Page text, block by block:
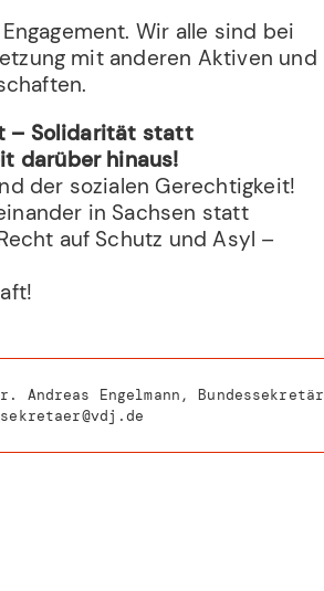
Wir alle sind bei
mit anderen Aktiven und
– Solidarität statt
darüber hinaus!
der sozialen Gerechtigkeit!
in Sachsen statt
auf Schutz und Asyl –
Andreas Engelmann, Bundessekretär